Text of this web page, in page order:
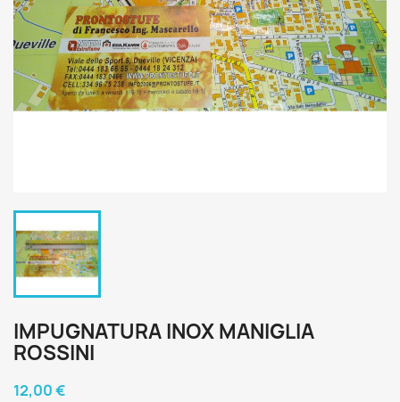
IMPUGNATURA INOX MANIGLIA
ROSSINI
12,00 €